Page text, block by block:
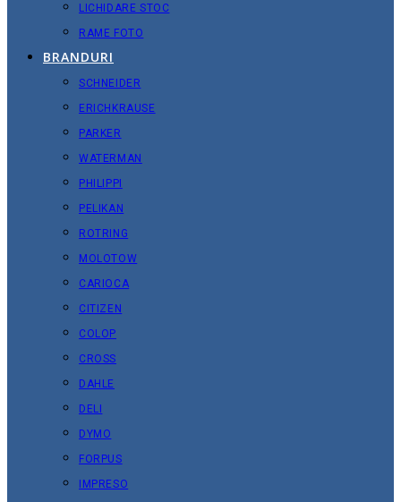
LICHIDARE STOC
RAME FOTO
BRANDURI
SCHNEIDER
ERICHKRAUSE
PARKER
WATERMAN
PHILIPPI
PELIKAN
ROTRING
MOLOTOW
CARIOCA
CITIZEN
COLOP
CROSS
DAHLE
DELI
DYMO
FORPUS
IMPRESO